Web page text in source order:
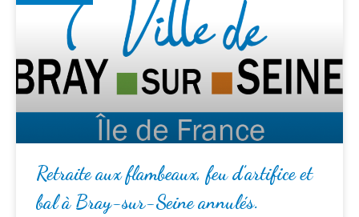
Retraite aux flambeaux, feu d’artifice et
bal à Bray-sur-Seine annulés.